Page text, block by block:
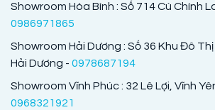
Showroom Hòa Bình : Số 714 Cù Chính
0986971865
Showroom Hải Dương : Số 36 Khu Đô
Hải Dương - 0978687194
Showroom Vĩnh Phúc : 32 Lê Lợi, Vĩnh
0968321921